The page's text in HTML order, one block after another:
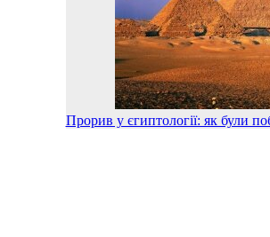
Прорив у єгиптології: як були